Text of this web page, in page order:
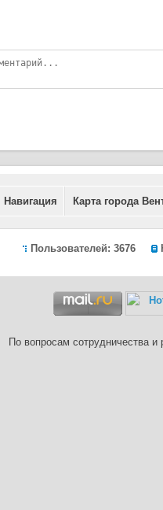
Навигация Карта города
Пользователей: 3676
По вопросам сотрудничества